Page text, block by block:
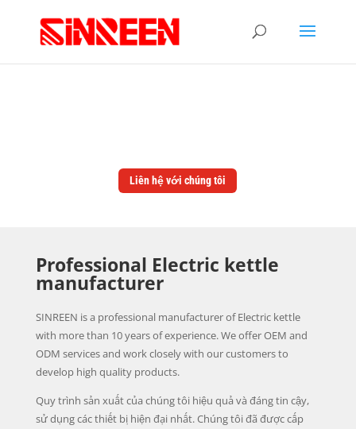
Liên hệ với chúng tôi
Professional Electric kettle
manufacturer
SINREEN is a professional manufacturer of Electric kettle
with more than 10 years of experience. We offer OEM and
ODM services and work closely with our customers to
develop high quality products.
Quy trình sản xuất của chúng tôi hiệu quả và đáng tin cậy,
sử dụng các thiết bị hiện đại nhất. Chúng tôi đã được cấp